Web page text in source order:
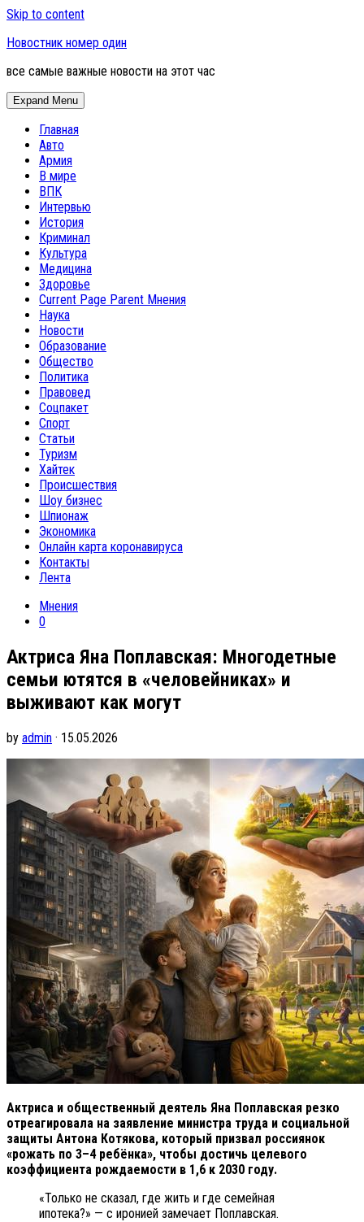
Skip to content
Новостник номер один
все самые важные новости на этот час
Expand Menu
Главная
Авто
Армия
В мире
ВПК
Интервью
История
Криминал
Культура
Медицина
Здоровье
Current Page Parent Мнения
Наука
Новости
Образование
Общество
Политика
Правовед
Соцпакет
Спорт
Статьи
Туризм
Хайтек
Происшествия
Шоу бизнес
Шпионаж
Экономика
Онлайн карта коронавируса
Контакты
Лента
Мнения
0
Актриса Яна Поплавская: Многодетные
семьи ютятся в «человейниках» и
выживают как могут
by admin · 15.05.2026
Актриса и общественный деятель Яна Поплавская резко
отреагировала на заявление министра труда и социальной
защиты Антона Котякова, который призвал россиянок
«рожать по 3–4 ребёнка», чтобы достичь целевого
коэффициента рождаемости в 1,6 к 2030 году.
«Только не сказал, где жить и где семейная
ипотека?» — с иронией замечает Поплавская.